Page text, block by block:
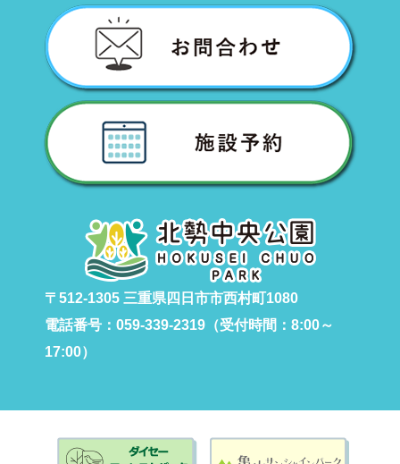
〒512-1305 三重県四日市市西村町1080
電話番号：059-339-2319（受付時間：8:00～
17:00）